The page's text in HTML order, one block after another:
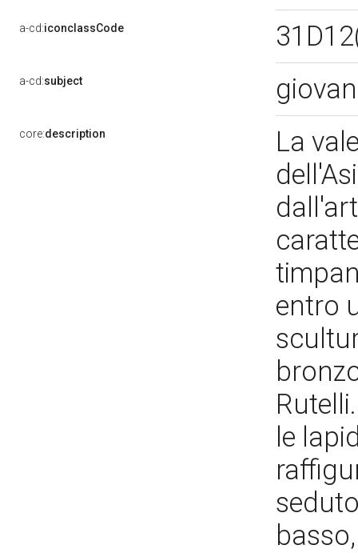
a-cd:iconclassCode
a-cd:subject
core:description
La
entro
le